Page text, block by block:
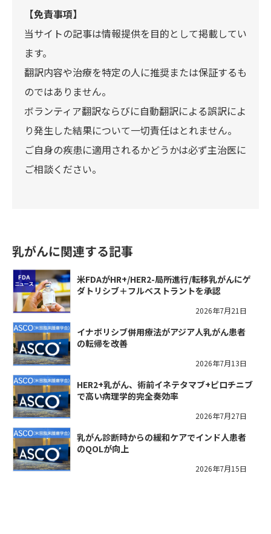
【免責事項】
当サイトの記事は情報提供を目的として掲載してい
ます。
翻訳内容や治療を特定の人に推奨または保証するも
のではありません。
ボランティア翻訳ならびに自動翻訳による誤訳によ
り発生した結果について一切責任はとれません。
ご自身の疾患に適用されるかどうかは必ず主治医に
ご相談ください。
乳がんに関連する記事
米FDAがHR+/HER2-局所進行/転移乳がんにゲ
ダトリシブ＋フルベストラントを承認
2026年7月21日
イナボリシブ併用療法がアジア人乳がん患者
の転帰を改善
2026年7月13日
HER2+乳がん、術前イネテタマブ+ピロチニブ
で高い病理学的完全奏効率
2026年7月27日
乳がん診断時からの緩和ケアでインド人患者
のQOLが向上
2026年7月15日